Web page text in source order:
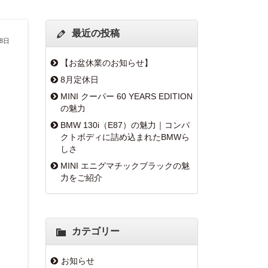
日
最近の投稿
【お盆休業のお知らせ】
8月定休日
MINI クーパー 60 YEARS EDITION
の魅力
BMW 130i（E87）の魅力｜コンパ
クトボディに詰め込まれたBMWら
しさ
MINI エニグマチックブラックの魅
力をご紹介
カテゴリー
お知らせ